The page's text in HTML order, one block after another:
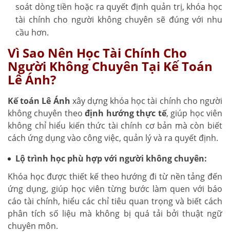
soát dòng tiền hoặc ra quyết định quản trị, khóa học
tài chính cho người không chuyên sẽ đúng với nhu
cầu hơn.
Vì Sao Nên Học Tài Chính Cho
Người Không Chuyên Tại Kế Toán
Lê Ánh?
Kế toán Lê Ánh xây dựng khóa học tài chính cho người
không chuyên theođịnh hướng thực tế, giúp học viên
không chỉ hiểu kiến thức tài chính cơ bản mà còn biết
cách ứng dụng vào công việc, quản lý và ra quyết định.
Lộ trình học phù hợp với người không chuyên:
Khóa học được thiết kế theo hướng đi từ nền tảng đến
ứng dụng, giúp học viên từng bước làm quen với báo
cáo tài chính, hiểu các chỉ tiêu quan trọng và biết cách
phân tích số liệu mà không bị quá tải bởi thuật ngữ
chuyên môn.